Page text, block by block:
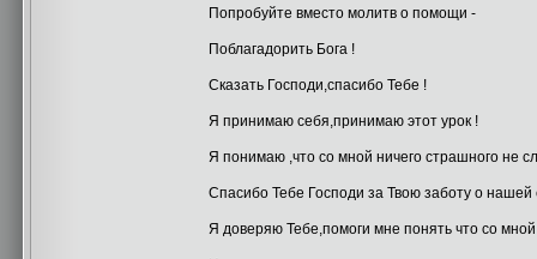
Попробуйте вместо молитв о помощи -
Поблагадорить Бога !
Сказать Господи,спасибо Тебе !
Я принимаю себя,принимаю этот урок !
Я понимаю ,что со мной ничего страшного не
Спасибо Тебе Господи за Твою заботу о нашей
Я доверяю Тебе,помоги мне понять что со